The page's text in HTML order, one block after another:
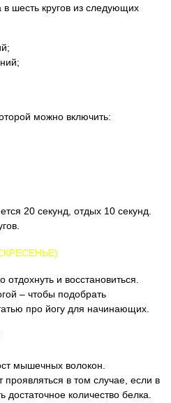
в шесть кругов из следующих
можно включить:
20 секунд, отдых 10 секунд.
и восстановиться.
– чтобы подобрать
про йогу для начинающих.
мышечных волокон.
в том случае, если в
достаточное количество белка.